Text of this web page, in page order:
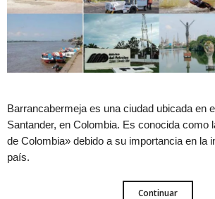
Barrancabermeja es una ciudad ubicada en
Santander, en Colombia. Es conocida como
de Colombia» debido a su importancia en la
país.
Continuar